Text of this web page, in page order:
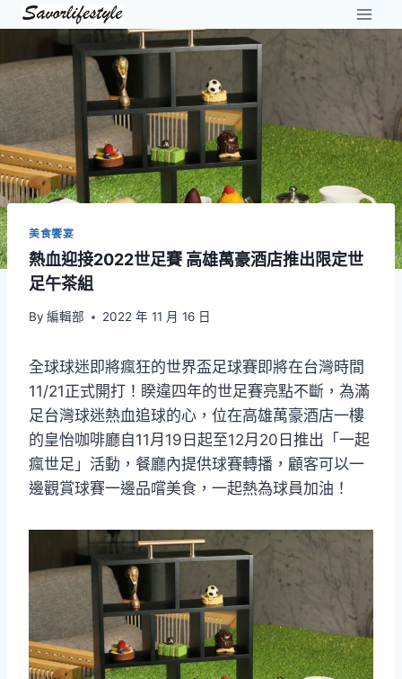
Skip
content
美食饗宴
熱血迎接2022世足賽 高雄萬豪酒店推出限定世
足午茶組
By 編輯部 2022 年 11 月 16 日
全球球迷即將瘋狂的世界盃足球賽即將在台灣時間
11/21正式開打！睽違四年的世足賽亮點不斷，為滿
足台灣球迷熱血追球的心，位在高雄萬豪酒店一樓
的皇怡咖啡廳自11月19日起至12月20日推出「一起
瘋世足」活動，餐廳內提供球賽轉播，顧客可以一
邊觀賞球賽一邊品嚐美食，一起熱為球員加油！